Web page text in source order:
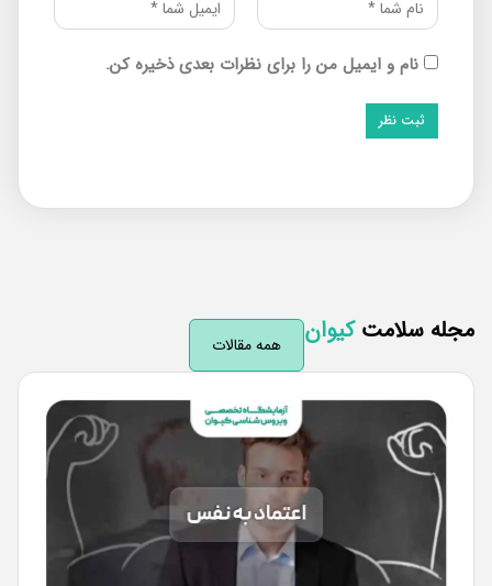
نام و ایمیل من را برای نظرات بعدی ذخیره کن.
سلامتکیوان همه مقالات